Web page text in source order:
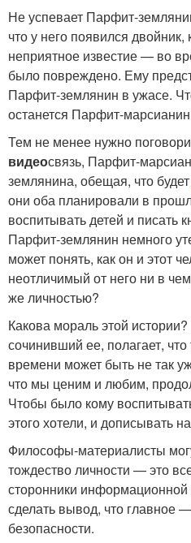
Не успевает Парфит-
что у него появился двойник,
неприятное известие — во
было повреждено. Ему
Парфит-землянин в ужасе.
останется Парфит-
Тем не менее нужно
видеосвязь, Парфит-
землянина, обещая, что будет
они оба планировали в
воспитывать детей и писать
Парфит-землянин немного
может понять, как он и этот
неотличимый от него ни в
же личностью?
Какова мораль этой
сочинивший ее, полагает,
времени может быть не так
что мы ценим и любим,
Чтобы было кому
этого хотели, и дописывать
Философы-материалисты
тождество личности — это
сторонники информационной
сделать вывод, что главное
безопасности.